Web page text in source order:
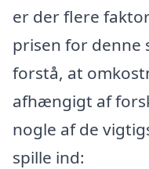
er der flere
prisen for denne
forstå, at
afhængigt af
nogle af de
spille ind: